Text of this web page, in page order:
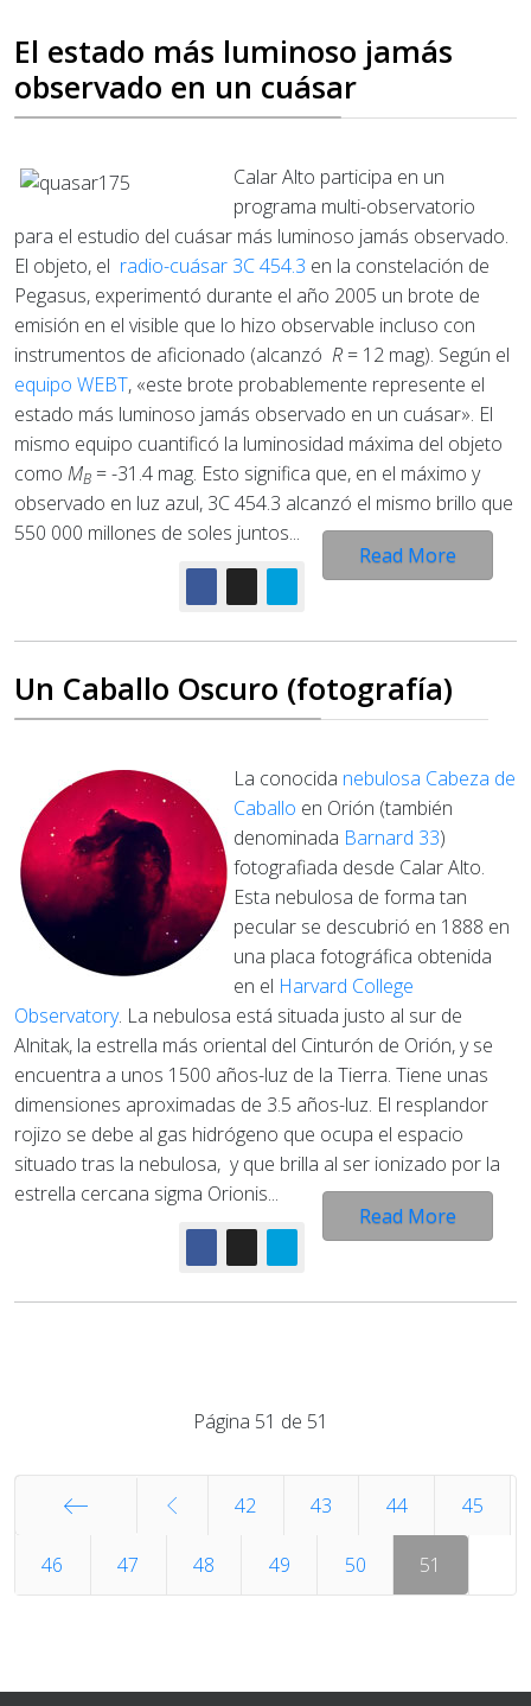
El estado más luminoso jamás
observado en un cuásar
Calar Alto participa en un
programa multi-observatorio
para el estudio del cuásar más luminoso jamás observado.
El objeto, el radio-cuásar 3C 454.3 en la constelación de
Pegasus, experimentó durante el año 2005 un brote de
emisión en el visible que lo hizo observable incluso con
instrumentos de aficionado (alcanzó R = 12 mag). Según el
equipo WEBT, «este brote probablemente represente el
estado más luminoso jamás observado en un cuásar». El
mismo equipo cuantificó la luminosidad máxima del objeto
como MB = -31.4 mag. Esto significa que, en el máximo y
observado en luz azul, 3C 454.3 alcanzó el mismo brillo que
550 000 millones de soles juntos...
Read More
Un Caballo Oscuro (fotografía)
La conocida nebulosa Cabeza de
Caballo en Orión (también
denominada Barnard 33)
fotografiada desde Calar Alto.
Esta nebulosa de forma tan
pecular se descubrió en 1888 en
una placa fotográfica obtenida
en el Harvard College
Observatory. La nebulosa está situada justo al sur de
Alnitak, la estrella más oriental del Cinturón de Orión, y se
encuentra a unos 1500 años-luz de la Tierra. Tiene unas
dimensiones aproximadas de 3.5 años-luz. El resplandor
rojizo se debe al gas hidrógeno que ocupa el espacio
situado tras la nebulosa, y que brilla al ser ionizado por la
estrella cercana sigma Orionis...
Read More
Página 51 de 51
Inicio
42 43 44 45
46 47 48 49 50 51